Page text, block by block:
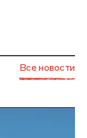
Все новости